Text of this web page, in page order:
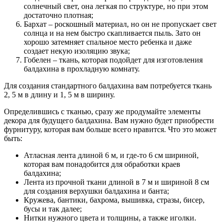
солнечный свет, она легкая по структуре, но при этом
достаточно плотная;
Бархат – роскошный материал, но он не пропускает свет
солнца и на нем быстро скапливается пыль. Зато он
хорошо затемняет спальное место ребенка и даже
создает некую изоляцию звука;
Гобелен – ткань, которая подойдет для изготовления
балдахина в прохладную комнату.
Для создания стандартного балдахина вам потребуется ткань
2, 5 м в длину и 1, 5 м в ширину.
Определившись с тканью, сразу же продумайте элементы
декора для будущего балдахина. Вам нужно будет приобрести
фурнитуру, которая вам больше всего нравится. Что это может
быть:
Атласная лента длиной 6 м, и где-то 6 см шириной,
которая вам понадобится для обработки краев
балдахина;
Лента из прочной ткани длиной в 7 м и шириной 8 см
для создания верхушки балдахина и банта;
Кружева, бантики, бахрома, вышивка, стразы, бисер,
бусы и так далее;
Нитки нужного цвета и толщины, а также иголки.